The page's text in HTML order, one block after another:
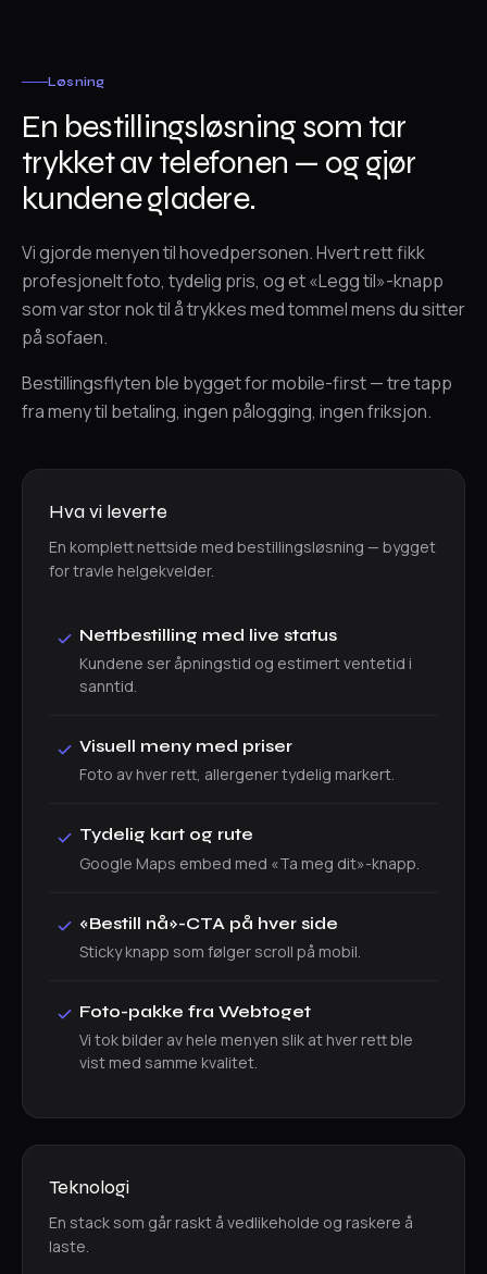
Løsning
En bestillingsløsning som tar
trykket av telefonen — og gjør
kundene gladere.
Vi gjorde menyen til hovedpersonen. Hvert rett fikk
profesjonelt foto, tydelig pris, og et «Legg til»-knapp
som var stor nok til å trykkes med tommel mens du sitter
på sofaen.
Bestillingsflyten ble bygget for mobile-first — tre tapp
fra meny til betaling, ingen pålogging, ingen friksjon.
Hva vi leverte
En komplett nettside med bestillingsløsning — bygget
for travle helgekvelder.
Nettbestilling med live status
Kundene ser åpningstid og estimert ventetid i
sanntid.
Visuell meny med priser
Foto av hver rett, allergener tydelig markert.
Tydelig kart og rute
Google Maps embed med «Ta meg dit»-knapp.
«Bestill nå»-CTA på hver side
Sticky knapp som følger scroll på mobil.
Foto-pakke fra Webtoget
Vi tok bilder av hele menyen slik at hver rett ble
vist med samme kvalitet.
Teknologi
En stack som går raskt å vedlikeholde og raskere å
laste.